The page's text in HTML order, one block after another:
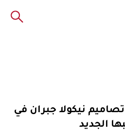
نيكولا جبران في
الجديد